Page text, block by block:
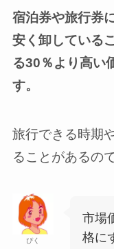
宿泊券や旅行券
安く卸している
る30％より高い
す。
旅行できる時期
ることがあるの
ぴく
市場
格に